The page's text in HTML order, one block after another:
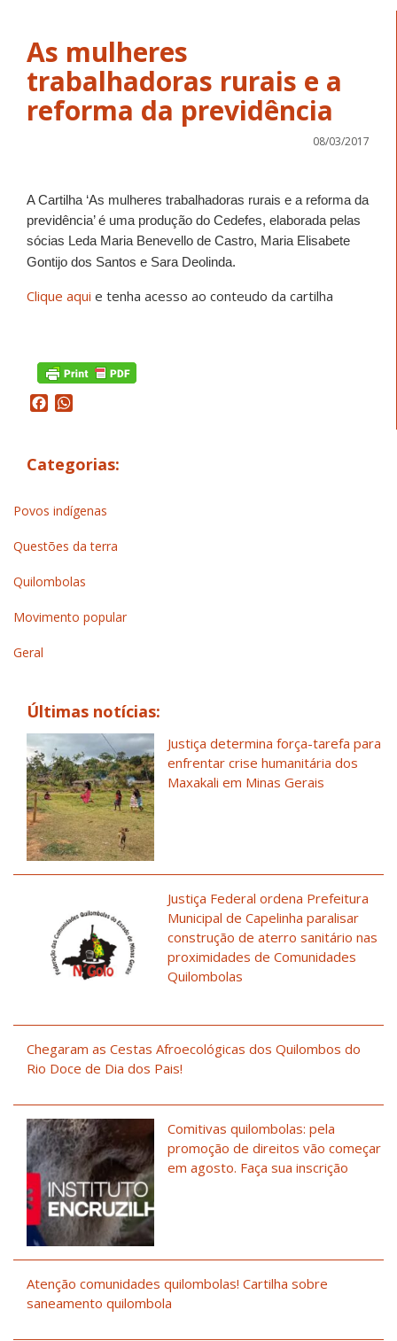
As mulheres
trabalhadoras rurais e a
reforma da previdência
08/03/2017
A Cartilha ‘As mulheres trabalhadoras rurais e a reforma da
previdência’ é uma produção do Cedefes, elaborada pelas
sócias Leda Maria Benevello de Castro, Maria Elisabete
Gontijo dos Santos e Sara Deolinda.
Clique aqui e tenha acesso ao conteudo da cartilha
Facebook
Categorias:
Povos indígenas
Questões da terra
Quilombolas
Movimento popular
Geral
Últimas notícias:
Justiça determina força-tarefa para
enfrentar crise humanitária dos
Maxakali em Minas Gerais
Justiça Federal ordena Prefeitura
Municipal de Capelinha paralisar
construção de aterro sanitário nas
proximidades de Comunidades
Quilombolas
Chegaram as Cestas Afroecológicas dos Quilombos do
Rio Doce de Dia dos Pais!
Comitivas quilombolas: pela
promoção de direitos vão começar
em agosto. Faça sua inscrição
Atenção comunidades quilombolas! Cartilha sobre
saneamento quilombola